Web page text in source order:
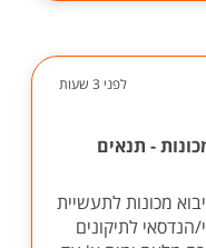
לפני 3 שעות
- תנאים
מכונות לתעשיית
הנדסאי לתיקונים